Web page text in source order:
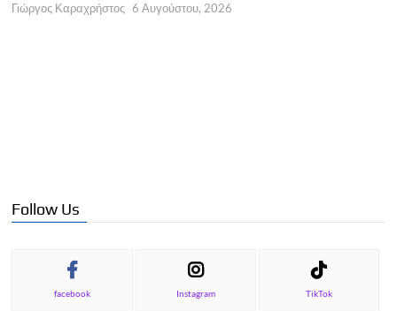
Γιώργος Καραχρήστος 6 Αυγούστου, 2026
Follow Us
facebook Instagram TikTok